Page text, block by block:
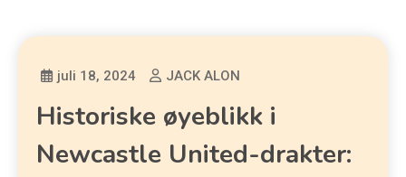
juli 18, 2024 JACK ALON
Historiske øyeblikk i
Newcastle United-drakter: